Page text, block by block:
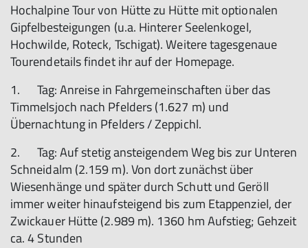
Hochalpine Tour von Hütte zu Hütte mit optionalen
Gipfelbesteigungen (u.a. Hinterer Seelenkogel,
Hochwilde, Roteck, Tschigat). Weitere tagesgenaue
Tourendetails findet ihr auf der Homepage.
1. Tag: Anreise in Fahrgemeinschaften über das
Timmelsjoch nach Pfelders (1.627 m) und
Übernachtung in Pfelders / Zeppichl.
2. Tag: Auf stetig ansteigendem Weg bis zur Unteren
Schneidalm (2.159 m). Von dort zunächst über
Wiesenhänge und später durch Schutt und Geröll
immer weiter hinaufsteigend bis zum Etappenziel, der
Zwickauer Hütte (2.989 m). 1360 hm Aufstieg; Gehzeit
ca. 4 Stunden